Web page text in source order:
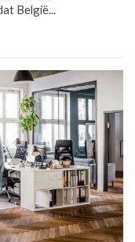
België...